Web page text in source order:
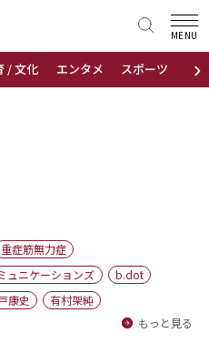
›
/ 文化 エンタメ スポーツ 地域
MENU
重症筋無力症
ュニケーションズ
b.dot
康史
有村架純
もっと見る